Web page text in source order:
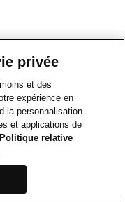
privée
et des
expérience en
la personnalisation
et applications de
Politique relative